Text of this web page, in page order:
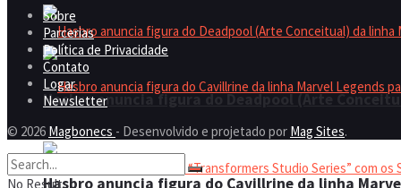
Hasbro anuncia figura do Cavillrine da linha
Hasbro anuncia figura do Deadpool (Arte
Sobre
Parcerias
Política de Privacidade
Contato
Logar
Newsletter
© 2026 Magbonecs - Desenvolvido e projetado por Mag Sites.
No Result